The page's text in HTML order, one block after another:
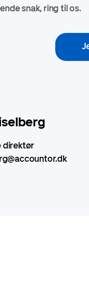
snak, ring til os.
direktør